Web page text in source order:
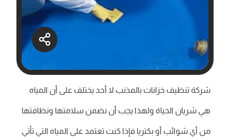
‎شركة تنظيف خزانات بالمذنب لا أحد يختلف على أن المياه
هي شريان الحياة ولهذا يجب أن نضمن سلامتها ونظافتها
من أي شوائب أو بكتريا فإذا كنت تعتمد على المياه التي تأتي